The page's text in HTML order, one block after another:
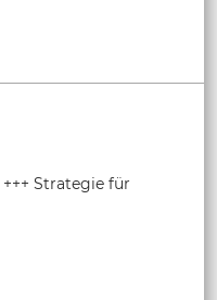
Strategie für